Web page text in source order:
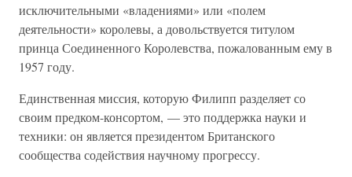
исключительными «владениями» или «полем
деятельности» королевы, а довольствуется титулом
принца Соединенного Королевства, пожалованным ему в
1957 году.
Единственная миссия, которую Филипп разделяет со
своим предком-консортом, — это поддержка науки и
техники: он является президентом Британского
сообщества содействия научному прогрессу.